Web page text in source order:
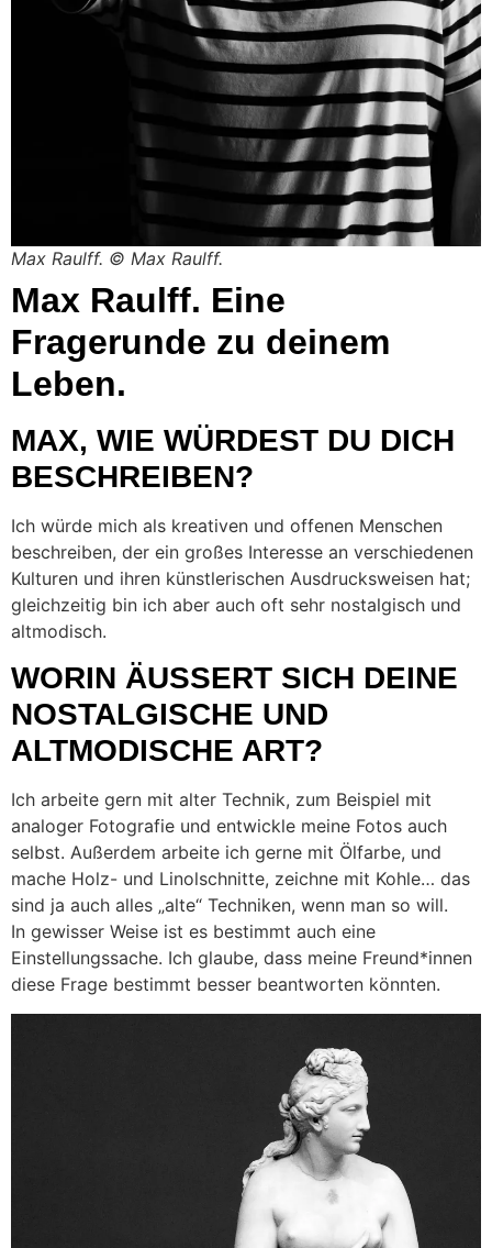
Max Raulff. © Max Raulff.
Max Raulff. Eine
Fragerunde zu deinem
Leben.
MAX, WIE WÜRDEST DU DICH
BESCHREIBEN?
Ich würde mich als kreativen und offenen Menschen
beschreiben, der ein großes Interesse an verschiedenen
Kulturen und ihren künstlerischen Ausdrucksweisen hat;
gleichzeitig bin ich aber auch oft sehr nostalgisch und
altmodisch.
WORIN ÄUSSERT SICH DEINE N
OSTALGISCHE UND A
LTMODISCHE ART?
Ich arbeite gern mit alter Technik, zum Beispiel mit
analoger Fotografie und entwickle meine Fotos auch
selbst. Außerdem arbeite ich gerne mit Ölfarbe, und
mache Holz- und Linolschnitte, zeichne mit Kohle… das
sind ja auch alles „alte“ Techniken, wenn man so will.
In gewisser Weise ist es bestimmt auch eine
Einstellungssache. Ich glaube, dass meine Freund*innen
diese Frage bestimmt besser beantworten könnten.